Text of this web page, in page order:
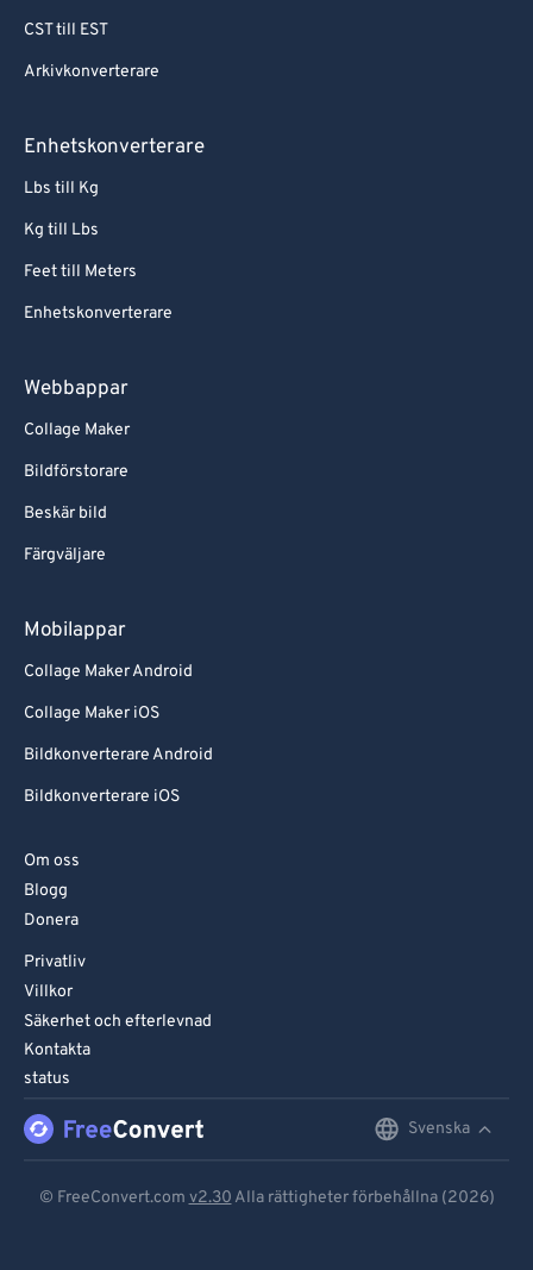
CST till EST
Arkivkonverterare
Enhetskonverterare
Lbs till Kg
Kg till Lbs
Feet till Meters
Enhetskonverterare
Webbappar
Collage Maker
Bildförstorare
Beskär bild
Färgväljare
Mobilappar
Collage Maker Android
Collage Maker iOS
Bildkonverterare Android
Bildkonverterare iOS
Om oss
Blogg
Donera
Privatliv
Villkor
Säkerhet och efterlevnad
Kontakta
status
Svenska
© FreeConvert.com v2.30 Alla rättigheter förbehållna (2026)